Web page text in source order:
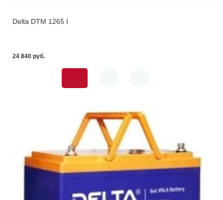
Delta DTM 1265 I
24 840 pуб.